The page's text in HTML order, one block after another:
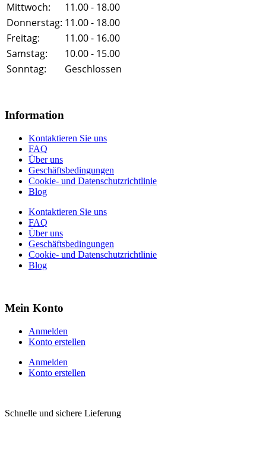
Mittwoch:
11.00 - 18.00
Donnerstag: 11.00 - 18.00
Freitag:
11.00 - 16.00
Samstag:
10.00 - 15.00
Sonntag:
Geschlossen
Information
Kontaktieren Sie uns
FAQ
Über uns
Geschäftsbedingungen
Cookie- und Datenschutzrichtlinie
Blog
Kontaktieren Sie uns
FAQ
Über uns
Geschäftsbedingungen
Cookie- und Datenschutzrichtlinie
Blog
Mein Konto
Anmelden
Konto erstellen
Anmelden
Konto erstellen
Schnelle und sichere Lieferung